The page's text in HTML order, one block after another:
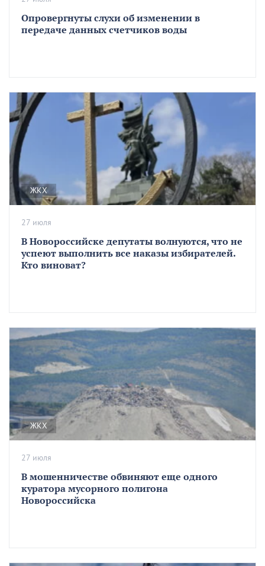
Опровергнуты слухи об изменении в
передаче данных счетчиков воды
ЖКХ
В Новороссийске депутаты волнуются, что не
успеют выполнить все наказы избирателей.
Кто виноват?
27 июля
ЖКХ
В мошенничестве обвиняют еще одного
куратора мусорного полигона
Новороссийска
27 июля